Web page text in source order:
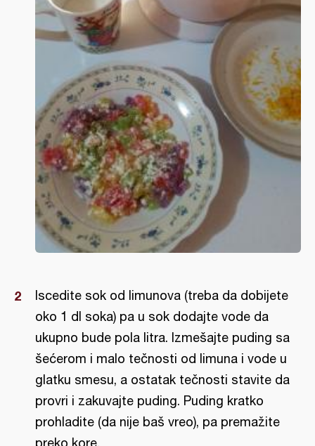
Iscedite sok od limunova (treba da dobijete
oko 1 dl soka) pa u sok dodajte vode da
ukupno bude pola litra. Izmešajte puding sa
šećerom i malo tečnosti od limuna i vode u
glatku smesu, a ostatak tečnosti stavite da
provri i zakuvajte puding. Puding kratko
prohladite (da nije baš vreo), pa premažite
preko kore.